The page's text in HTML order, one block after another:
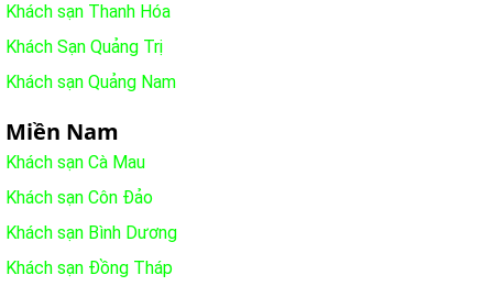
Khách sạn Thanh Hóa
Khách Sạn Quảng Trị
Khách sạn Quảng Nam
Miền Nam
Khách sạn Cà Mau
Khách sạn Côn Đảo
Khách sạn Bình Dương
Khách sạn Đồng Tháp